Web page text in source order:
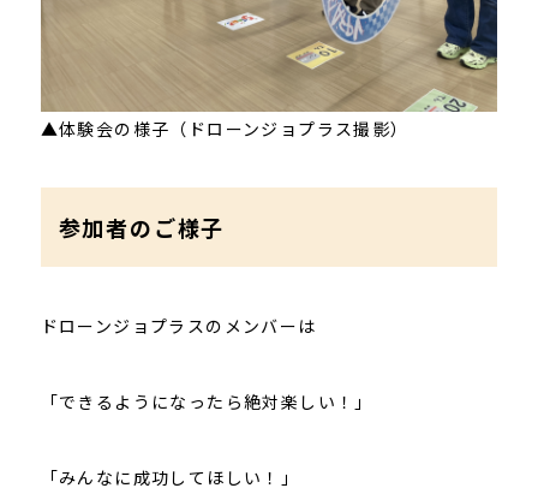
▲体験会の様子（ドローンジョプラス撮影）
参加者のご様子
ドローンジョプラスのメンバーは
「できるようになったら絶対楽しい！」
「みんなに成功してほしい！」